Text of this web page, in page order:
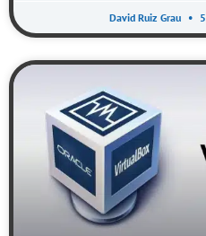
David Ruiz Grau